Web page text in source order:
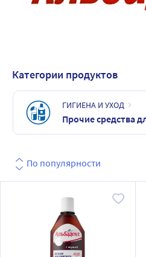
Категории продуктов
ГИГИЕНА И УХОД
Прочие средства
По популярности